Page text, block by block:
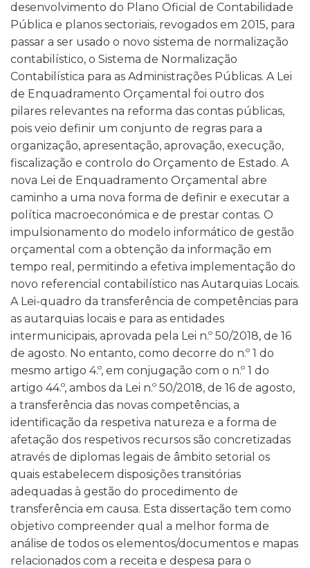
desenvolvimento do Plano Oficial de Contabilidade
Pública e planos sectoriais, revogados em 2015, para
passar a ser usado o novo sistema de normalização
contabilístico, o Sistema de Normalização
Contabilística para as Administrações Públicas. A Lei
de Enquadramento Orçamental foi outro dos
pilares relevantes na reforma das contas públicas,
pois veio definir um conjunto de regras para a
organização, apresentação, aprovação, execução,
fiscalização e controlo do Orçamento de Estado. A
nova Lei de Enquadramento Orçamental abre
caminho a uma nova forma de definir e executar a
política macroeconómica e de prestar contas. O
impulsionamento do modelo informático de gestão
orçamental com a obtenção da informação em
tempo real, permitindo a efetiva implementação do
novo referencial contabilístico nas Autarquias Locais.
A Lei-quadro da transferência de competências para
as autarquias locais e para as entidades
intermunicipais, aprovada pela Lei n.º 50/2018, de 16
de agosto. No entanto, como decorre do n.º 1 do
mesmo artigo 4.º, em conjugação com o n.º 1 do
artigo 44.º, ambos da Lei n.º 50/2018, de 16 de agosto,
a transferência das novas competências, a
identificação da respetiva natureza e a forma de
afetação dos respetivos recursos são concretizadas
através de diplomas legais de âmbito setorial os
quais estabelecem disposições transitórias
adequadas à gestão do procedimento de
transferência em causa. Esta dissertação tem como
objetivo compreender qual a melhor forma de
análise de todos os elementos/documentos e mapas
relacionados com a receita e despesa para o